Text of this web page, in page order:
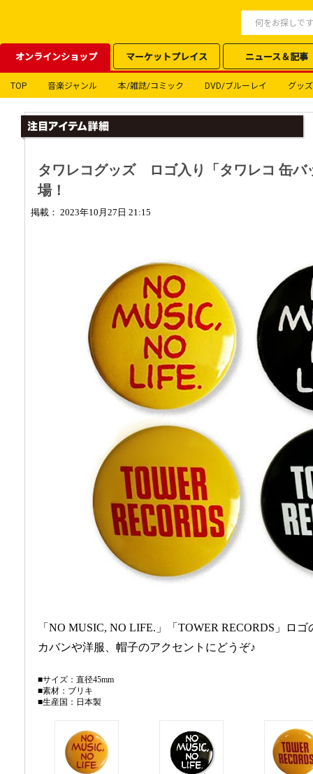
オンラインショップ マーケットプレイス ニュース＆記事
TOP 音楽ジャンル 本/雑誌/コミック DVD/ブルーレイ グッズ
タワレコグッズ ロゴ入り「タワレコ 缶バ
場！
掲載： 2023年10月27日 21:15
「NO MUSIC, NO LIFE.」「TOWER RECORDS」ロ
カバンや洋服、帽子のアクセントにどうぞ♪
■サイズ：直径45mm
■素材：ブリキ
■生産国：日本製